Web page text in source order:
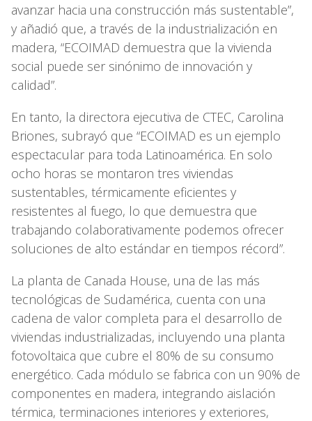
avanzar hacia una construcción más sustentable”,
y añadió que, a través de la industrialización en
madera, “ECOIMAD demuestra que la vivienda
social puede ser sinónimo de innovación y
calidad”.
En tanto, la directora ejecutiva de CTEC, Carolina
Briones, subrayó que “ECOIMAD es un ejemplo
espectacular para toda Latinoamérica. En solo
ocho horas se montaron tres viviendas
sustentables, térmicamente eficientes y
resistentes al fuego, lo que demuestra que
trabajando colaborativamente podemos ofrecer
soluciones de alto estándar en tiempos récord”.
La planta de Canada House, una de las más
tecnológicas de Sudamérica, cuenta con una
cadena de valor completa para el desarrollo de
viviendas industrializadas, incluyendo una planta
fotovoltaica que cubre el 80% de su consumo
energético. Cada módulo se fabrica con un 90% de
componentes en madera, integrando aislación
térmica, terminaciones interiores y exteriores,